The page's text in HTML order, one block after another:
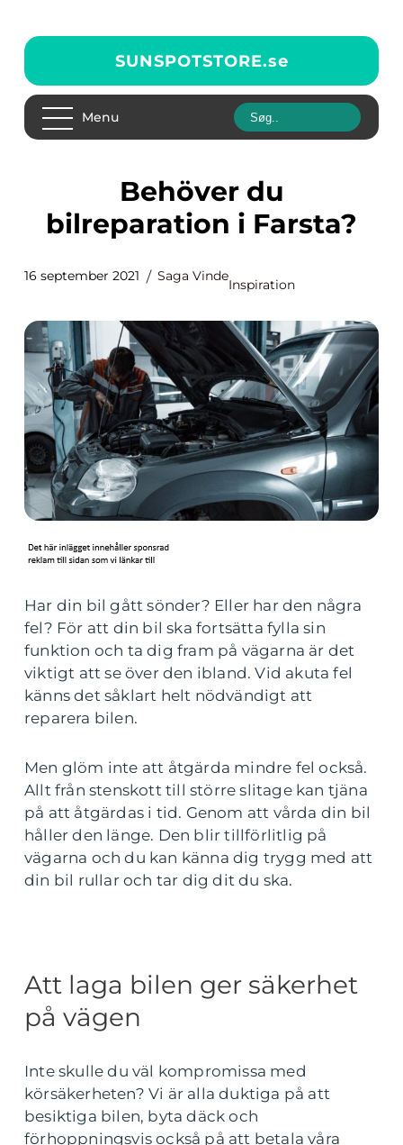
SUNSPOTSTORE.se
Menu
Behöver du
bilreparation i Farsta?
16 september 2021 Saga Vinde
Inspiration
Har din bil gått sönder? Eller har den några
fel? För att din bil ska fortsätta fylla sin
funktion och ta dig fram på vägarna är det
viktigt att se över den ibland. Vid akuta fel
känns det såklart helt nödvändigt att
reparera bilen.
Men glöm inte att åtgärda mindre fel också.
Allt från stenskott till större slitage kan tjäna
på att åtgärdas i tid. Genom att vårda din bil
håller den länge. Den blir tillförlitlig på
vägarna och du kan känna dig trygg med att
din bil rullar och tar dig dit du ska.
Att laga bilen ger säkerhet
på vägen
Inte skulle du väl kompromissa med
körsäkerheten? Vi är alla duktiga på att
besiktiga bilen, byta däck och
förhoppningsvis också på att betala våra